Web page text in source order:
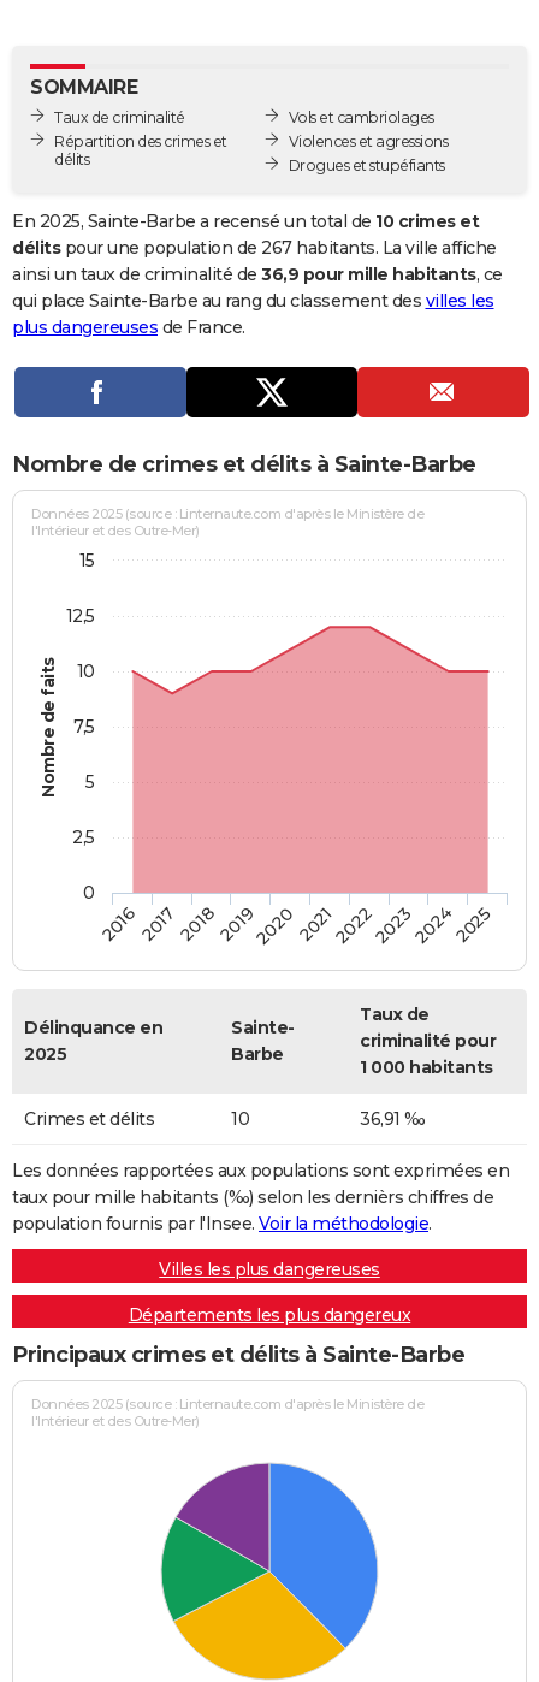
GUIDES D'ACHAT
BONS PLANS
Carte de Noël
Carte Bonne année
Carte Saint-Valentin
Carte Pâques
Carte d'anniversaire
DICTIONNAIRE
Dictionnaire
Biographies
Citations
Expressions
Proverbes
PROGRAMME TV
COPAINS D'AVANT
S'inscrire
Se connecter
Lycées
Collèges
Primaires
Universités
Entreprises
Service militaire
Avis de recherche
AVIS DE DÉCÈS
FORUM
Bricolage
Lifestyle
Culture
Sport
Auto
Television
Voyage
Cinema
SOMMAIRE
Taux de criminalité
Répartition des crimes et
délits
Vols et cambriolages
Violences et agressions
Drogues et stupéfiants
En 2025, Sainte-Barbe a recensé un total de 10 crimes et
délitspour une population de 267 habitants. La ville affiche
ainsi un taux de criminalité de 36,9 pour mille habitants, ce
qui place Sainte-Barbe au rang du classement des villes les
plus dangereuses de France.
Nombre de crimes et délits à Sainte-Barbe
Nombre de faits
Données 2025 (source : Linternaute.com d'après le Ministère de
l'Intérieur et des Outre-Mer)
2016201720182019202020212022202320242025
0
2,5
5
7,5
10
12,5
15
Délinquance en
2025
Sainte-
Barbe
Taux de
criminalité pour
1 000 habitants
Crimes et délits 10 36,91 ‰
Les données rapportées aux populations sont exprimées en
taux pour mille habitants (‰) selon les dernièrs chiffres de
population fournis par l'Insee. Voir la méthodologie.
Villes les plus dangereuses
Départements les plus dangereux
Principaux crimes et délits à Sainte-Barbe
Données 2025 (source : Linternaute.com d'après le Ministère de
l'Intérieur et des Outre-Mer)